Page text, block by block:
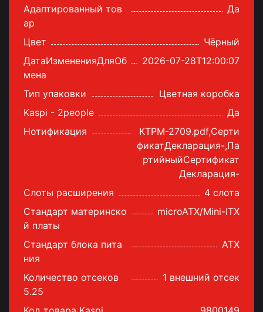
Адаптированный тов
ар
Да
Цвет
Чёрный
ДатаИзмененияДляОб
мена
2026-07-28T12:00:07
Тип упаковки
Цветная коробка
Kaspi - 2people
Да
Нотификация
КТРМ-2709.pdf,Серти
фикатДекларация-,Па
ртийныйСертификат
Декларация-
Слоты расширения
4 слота
Стандарт материнско
й платы
microATX/Mini-ITX
Стандарт блока пита
ния
ATX
Количество отсеков
5.25
1 внешний отсек